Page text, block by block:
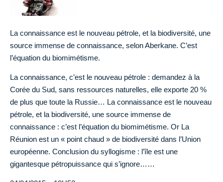
La connaissance est le nouveau pétrole, et la biodiversité, une
source immense de connaissance, selon Aberkane. C’est
l’équation du biomimétisme.
La connaissance, c’est le nouveau pétrole : demandez à la
Corée du Sud, sans ressources naturelles, elle exporte 20 %
de plus que toute la Russie… La connaissance est le nouveau
pétrole, et la biodiversité, une source immense de
connaissance : c’est l’équation du biomimétisme. Or La
Réunion est un « point chaud » de biodiversité dans l’Union
européenne. Conclusion du syllogisme : l’île est une
gigantesque pétropuissance qui s’ignore……